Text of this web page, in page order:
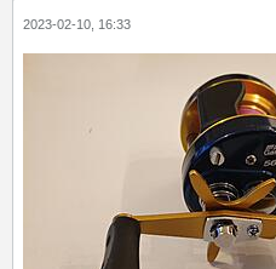
2023-02-10, 16:33